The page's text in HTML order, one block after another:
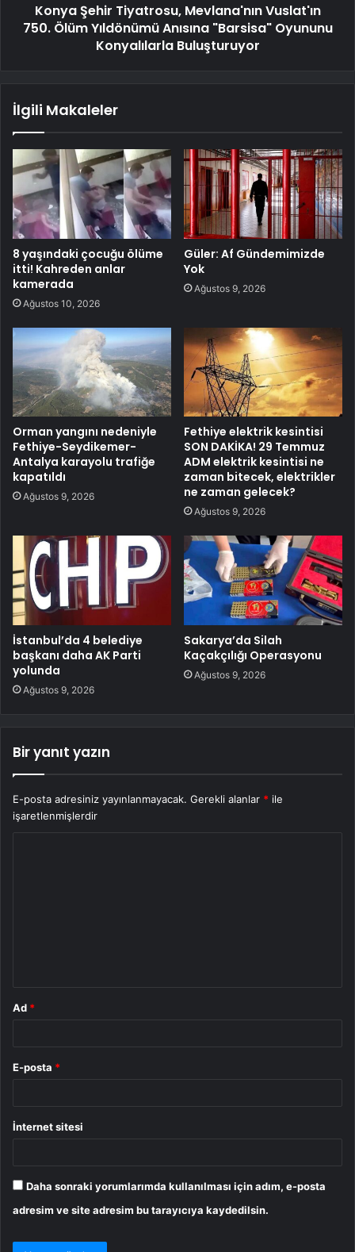
Konya Şehir Tiyatrosu, Mevlana'nın Vuslat'ın
750. Ölüm Yıldönümü Anısına "Barsisa" Oyununu
Konyalılarla Buluşturuyor
İlgili Makaleler
8 yaşındaki çocuğu ölüme
itti! Kahreden anlar
kamerada
Ağustos 10, 2026
Güler: Af Gündemimizde
Yok
Ağustos 9, 2026
Orman yangını nedeniyle
Fethiye-Seydikemer-
Antalya karayolu trafiğe
kapatıldı
Ağustos 9, 2026
Fethiye elektrik kesintisi
SON DAKİKA! 29 Temmuz
ADM elektrik kesintisi ne
zaman bitecek, elektrikler
ne zaman gelecek?
Ağustos 9, 2026
İstanbul’da 4 belediye
başkanı daha AK Parti
yolunda
Ağustos 9, 2026
Sakarya’da Silah
Kaçakçılığı Operasyonu
Ağustos 9, 2026
Bir yanıt yazın
E-posta adresiniz yayınlanmayacak. Gerekli alanlar * ile
işaretlenmişlerdir
Ad *
E-posta *
İnternet sitesi
Daha sonraki yorumlarımda kullanılması için adım, e-posta
adresim ve site adresim bu tarayıcıya kaydedilsin.